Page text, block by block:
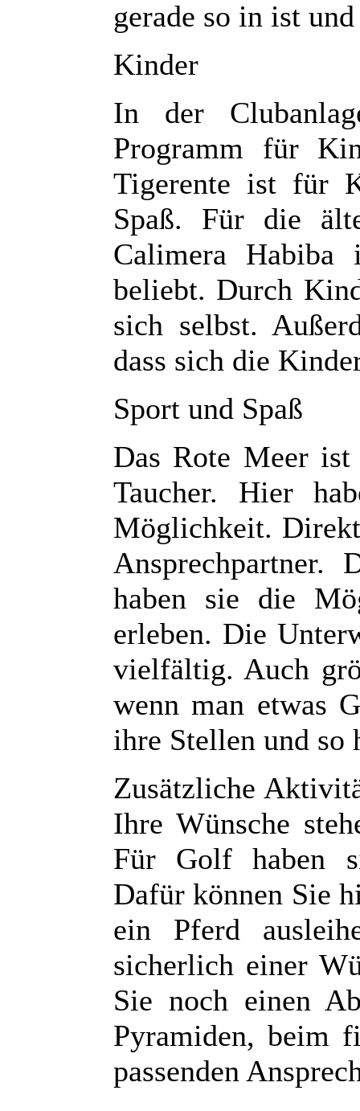
gerade so in ist
Kinder
In der
Programm für
Tigerente ist für
Spaß. Für die
Calimera
beliebt. Durch
sich selbst.
dass sich die
Sport und Spaß
Das Rote Meer
Taucher. Hier
Möglichkeit.
Ansprechpartner.
haben sie die
erleben. Die
vielfältig. Auch
wenn man etwas
ihre Stellen und so
Zusätzliche
Ihre Wünsche
Für Golf haben
Dafür können Sie
ein Pferd
sicherlich einer
Sie noch einen
Pyramiden, beim
passenden